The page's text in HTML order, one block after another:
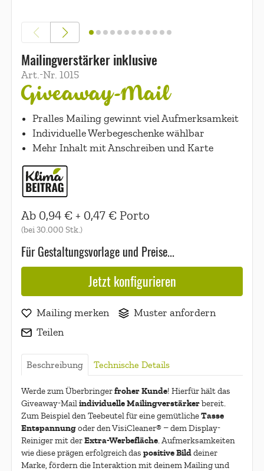
Mailingverstärker inklusive
Art.-Nr. 1015
Giveaway-Mail
Pralles Mailing gewinnt viel Aufmerksamkeit
Individuelle Werbegeschenke wählbar
Mehr Inhalt mit Anschreiben und Karte
Ab 0,94 € + 0,47 € Porto
(bei30.000 Stk.)
Für Gestaltungsvorlage und Preise...
Jetzt konfigurieren
Mailing merken
Muster anfordern
Teilen
Beschreibung Technische Details
Werde zum Überbringerfroher Kunde! Hierfür hält das
Giveaway-Mailindividuelle Mailingverstärkerbereit.
Zum Beispiel den Teebeutel für eine gemütlicheTasse
Entspannungoder den VisiCleaner® – dem Display-
Reiniger mit derExtra-Werbefläche. Aufmerksamkeiten
wie diese prägen erfolgreich das positive Bilddeiner
Marke, fördern die Interaktion mit deinem Mailing und